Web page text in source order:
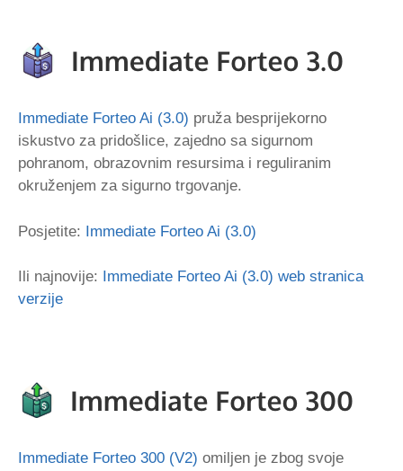
Immediate Forteo Ai (3.0) pruža besprijekorno
iskustvo za pridošlice, zajedno sa sigurnom
pohranom, obrazovnim resursima i reguliranim
okruženjem za sigurno trgovanje.
Posjetite: Immediate Forteo Ai (3.0)
Ili najnovije: Immediate Forteo Ai (3.0) web stranica
verzije
Immediate Forteo 300 (V2) omiljen je zbog svoje